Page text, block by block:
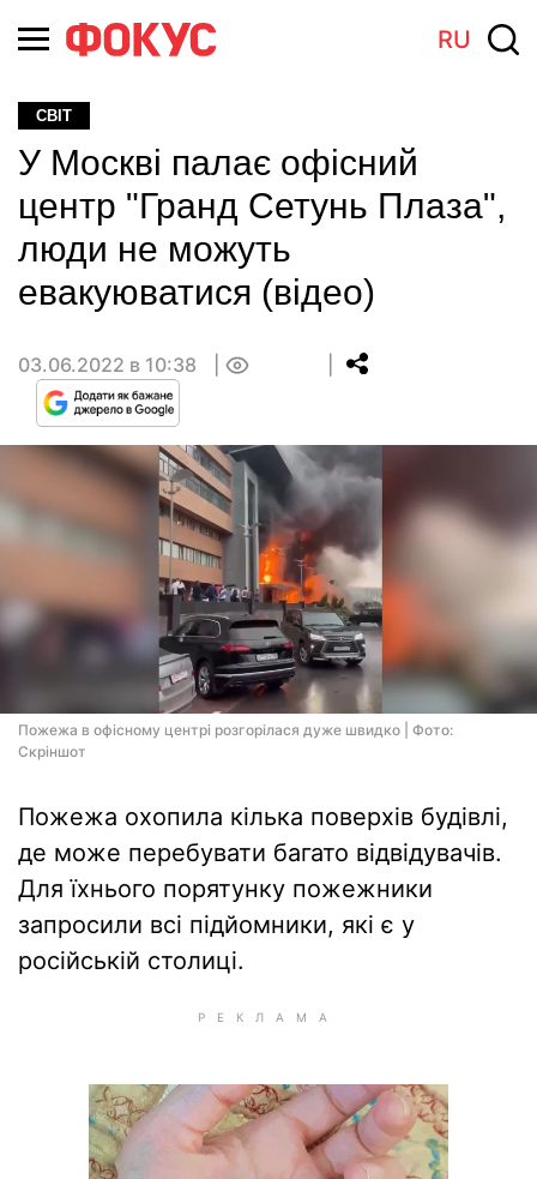
RU
СВІТ
У Москві палає офісний
центр "Гранд Сетунь Плаза",
люди не можуть
евакуюватися (відео)
03.06.2022 в 10:38
Пожежа в офісному центрі розгорілася дуже швидко | Фото:
Скріншот
Пожежа охопила кілька поверхів будівлі,
де може перебувати багато відвідувачів.
Для їхнього порятунку пожежники
запросили всі підйомники, які є у
російській столиці.